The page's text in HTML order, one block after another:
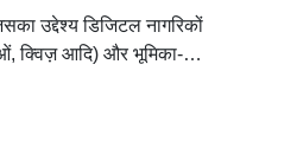
उद्देश्य डिजिटल नागरिकों
क्विज़ आदि) और भूमिका-
सरकारी कर्मचारियों,